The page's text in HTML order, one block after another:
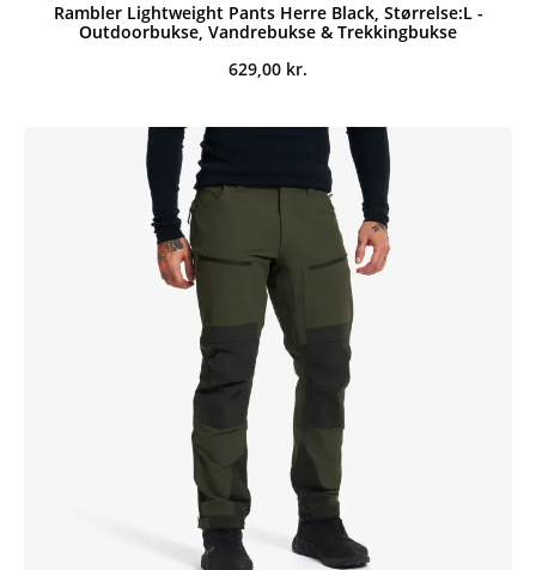
Rambler Lightweight Pants Herre Black, Størrelse:L -
Outdoorbukse, Vandrebukse & Trekkingbukse
629,00 kr.